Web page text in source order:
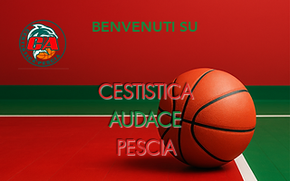
BENVENUTI SU
CESTISTICA
AUDACE
PESCIA